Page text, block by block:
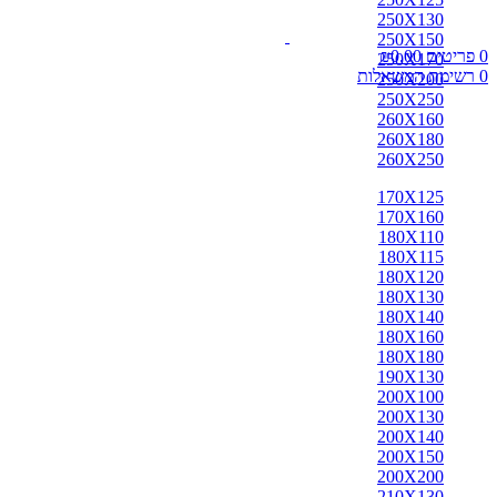
0 פריטים ₪0.00
0 רשימת המשאלות
250X130
250X150
250X170
250X200
250X250
260X160
260X180
260X250
170X125
170X160
180X110
180X115
180X120
180X130
180X140
180X160
180X180
190X130
200X100
200X130
200X140
200X150
200X200
אבאדה
אובוסון
אוזבקי
איספהאן
אנגלי
אפגן
ארדביל
באלוצי
בחטיאר
ביג'אר
בירגאנד
בלגי
ברבר
ג'יג'ים
גאבה
גבה
גוש'אגן
גושאגאן
דורוחש
האגלו
הודי
הולביין
הריז